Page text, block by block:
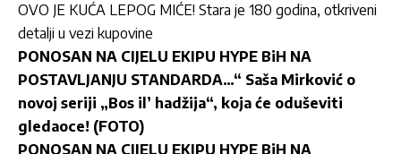
OVO JE KUĆA LEPOG MIĆE! Stara je 180 godina, otkriveni
detalji u vezi kupovine
PONOSAN NA CIJELU EKIPU HYPE BiH NA
POSTAVLJANJU STANDARDA…“ Saša Mirković o
novoj seriji „Bos il’ hadžija“, koja će oduševiti
gledaoce! (FOTO)
PONOSAN NA CIJELU EKIPU HYPE BiH NA